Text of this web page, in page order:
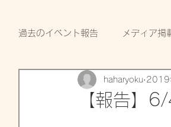
過去のイベント報告 メディア掲
スタッフのつぶやき 開催
【報告】
haharyoku 2019